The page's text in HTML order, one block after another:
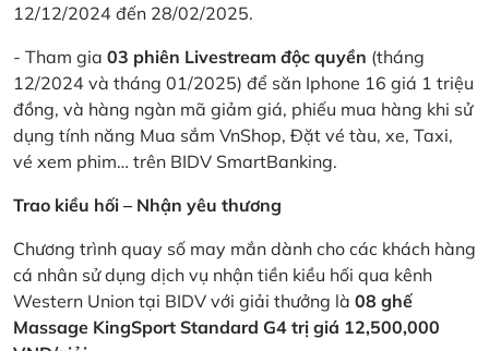
12/12/2024 đến 28/02/2025.
- Tham gia 03 phiên Livestream độc quyền (tháng
12/2024 và tháng 01/2025) để săn Iphone 16 giá 1 triệu
đồng, và hàng ngàn mã giảm giá, phiếu mua hàng khi sử
dụng tính năng Mua sắm VnShop, Đặt vé tàu, xe, Taxi,
vé xem phim… trên BIDV SmartBanking.
Trao kiều hối – Nhận yêu thương
Chương trình quay số may mắn dành cho các khách hàng
cá nhân sử dụng dịch vụ nhận tiền kiều hối qua kênh
Western Union tại BIDV với giải thưởng là 08 ghế
Massage KingSport Standard G4 trị giá 12,500,000